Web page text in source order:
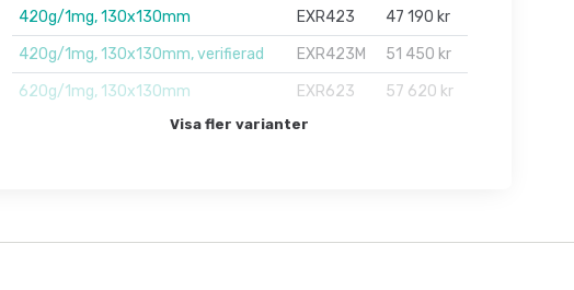
420g/1mg, 130x130mm
EXR423
47 190 kr
420g/1mg, 130x130mm, verifierad
EXR423M
51 450 kr
620g/1mg, 130x130mm
EXR623 57 620 kr
Visa fler varianter